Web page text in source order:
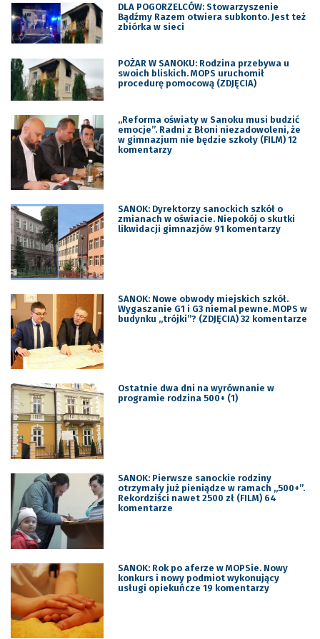
DLA POGORZELCÓW: Stowarzyszenie
Bądźmy Razem otwiera subkonto. Jest też
zbiórka w sieci
POŻAR W SANOKU: Rodzina przebywa u
swoich bliskich. MOPS uruchomił
procedurę pomocową (ZDJĘCIA)
„Reforma oświaty w Sanoku musi budzić
emocje”. Radni z Błoni niezadowoleni, że
w gimnazjum nie będzie szkoły (FILM) 12
komentarzy
SANOK: Dyrektorzy sanockich szkół o
zmianach w oświacie. Niepokój o skutki
likwidacji gimnazjów 91 komentarzy
SANOK: Nowe obwody miejskich szkół.
Wygaszanie G1 i G3 niemal pewne. MOPS w
budynku „trójki”? (ZDJĘCIA) 32 komentarze
Ostatnie dwa dni na wyrównanie w
programie rodzina 500+ (1)
SANOK: Pierwsze sanockie rodziny
otrzymały już pieniądze w ramach „500+”.
Rekordziści nawet 2500 zł (FILM) 64
komentarze
SANOK: Rok po aferze w MOPSie. Nowy
konkurs i nowy podmiot wykonujący
usługi opiekuńcze 19 komentarzy